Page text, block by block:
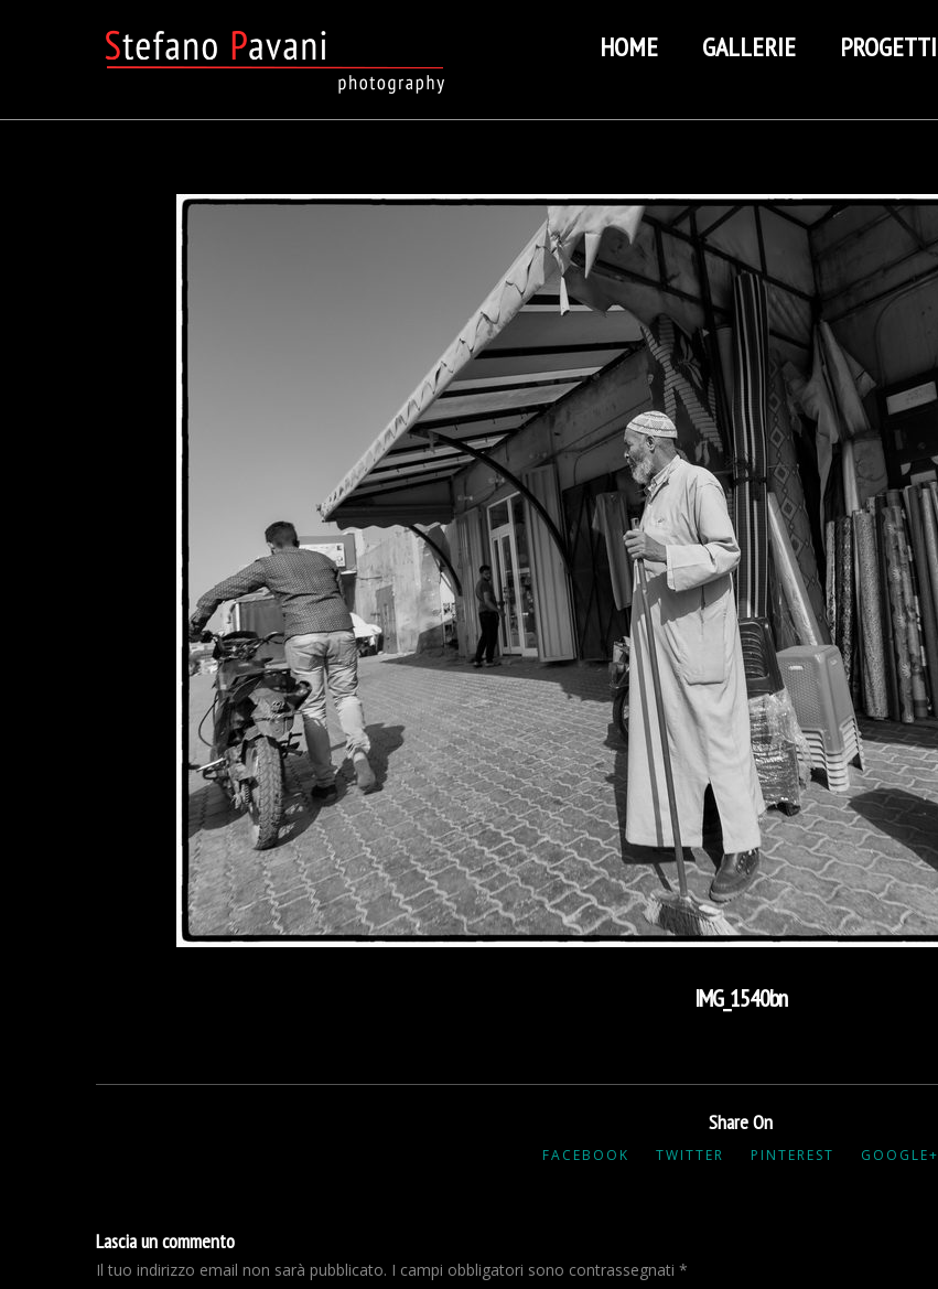
HOME GALLERIE PROGETTI
IMG_1540bn
Share On
FACEBOOK TWITTER PINTEREST GOOGLE+
Lascia un commento
Il tuo indirizzo email non sarà pubblicato. I campi obbligatori sono contrassegnati *